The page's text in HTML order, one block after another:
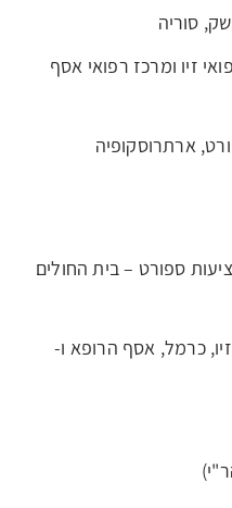
סוריה
זיו ומרכז רפואי אסף
ארתרוסקופיה
ספורט – בית החולים
זיו, כרמל, אסף הרופא ו-